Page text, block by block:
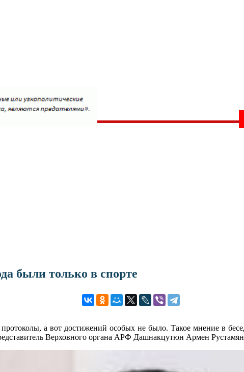
были только в спорте
а вот достижений особых не было. Такое мнение в
Верховного органа АРФ Дашнакцутюн Армен